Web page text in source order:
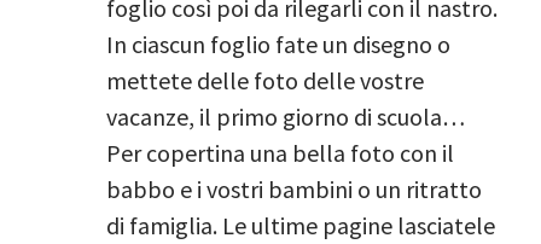
foglio così poi da rilegarli con il nastro.
In ciascun foglio fate un disegno o
mettete delle foto delle vostre
vacanze, il primo giorno di scuola…
Per copertina una bella foto con il
babbo e i vostri bambini o un ritratto
di famiglia. Le ultime pagine lasciatele